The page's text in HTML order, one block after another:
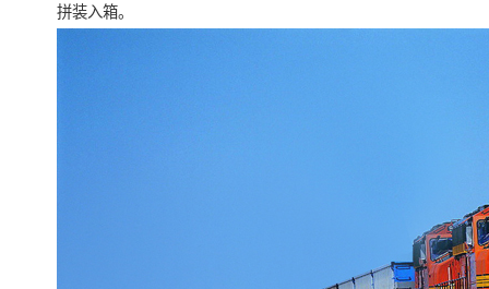
拼装入箱。